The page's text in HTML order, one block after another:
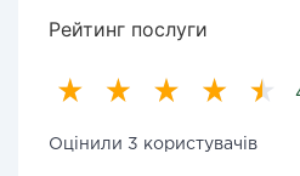
Рейтинг послуги
Оцінили 3 користувачів